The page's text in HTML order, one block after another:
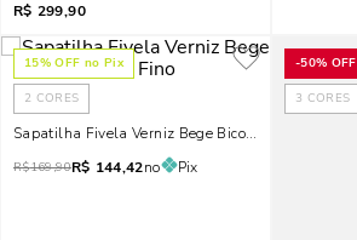
R$ 299,90
15% OFF no Pix
2 CORES
Sapatilha Fivela Verniz Bege Bico Fino
R$169,90R$ 144,42no Pix
-50% OFF
3 CORES